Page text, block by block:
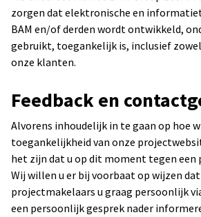
zorgen dat elektronische en
BAM en/of derden wordt ontwikkeld,
gebruikt, toegankelijk is, inclusief
onze klanten.
Feedback en
Alvorens inhoudelijk in te gaan op hoe
toegankelijkheid van onze
het zijn dat u op dit moment tegen
Wij willen u er bij voorbaat op wijzen
projectmakelaars u graag persoonlijk
een persoonlijk gesprek nader